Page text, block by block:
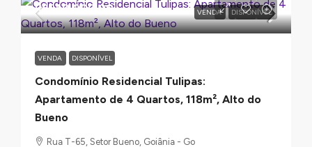
VENDA DISPONÍVEL
R$540.000,00
VENDA DISPONÍVEL
Condomínio Residencial Tulipas:
Apartamento de 4 Quartos, 118m², Alto do
Bueno
Rua T-65, Setor Bueno, Goiânia - Go